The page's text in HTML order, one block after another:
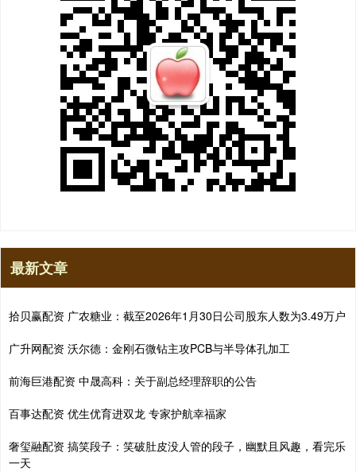
最新文章
拾贝赢配资 广农糖业：截至2026年1月30日公司股东人数为3.49万户
广升网配资 沃尔德：金刚石微钻主攻PCB与半导体孔加工
前海巨港配资 中晟高科：关于副总经理辞职的公告
百事达配资 优生优育进双龙 专家护航幸福家
奢玺融配资 搞笑段子：笑破肚皮没人管的段子，幽默且风趣，看完乐
一天